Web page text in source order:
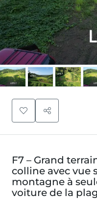
F7 – Grand
colline avec vue
montagne à
voiture de la